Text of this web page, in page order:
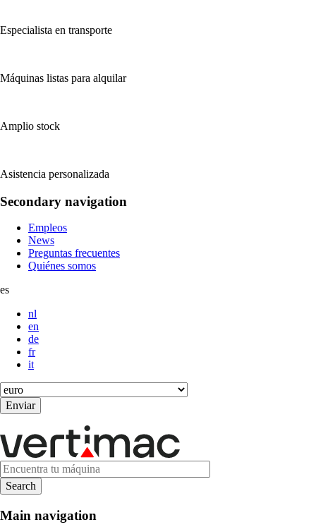
Especialista en transporte
Máquinas listas para alquilar
Amplio stock
Asistencia personalizada
Secondary navigation
Empleos
News
Preguntas frecuentes
Quiénes somos
es
nl
en
de
fr
it
Main navigation